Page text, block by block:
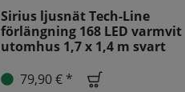
Sirius ljusnät Tech-Line
förlängning 168 LED varmvit
utomhus 1,7 x 1,4 m svart
79,90 € *